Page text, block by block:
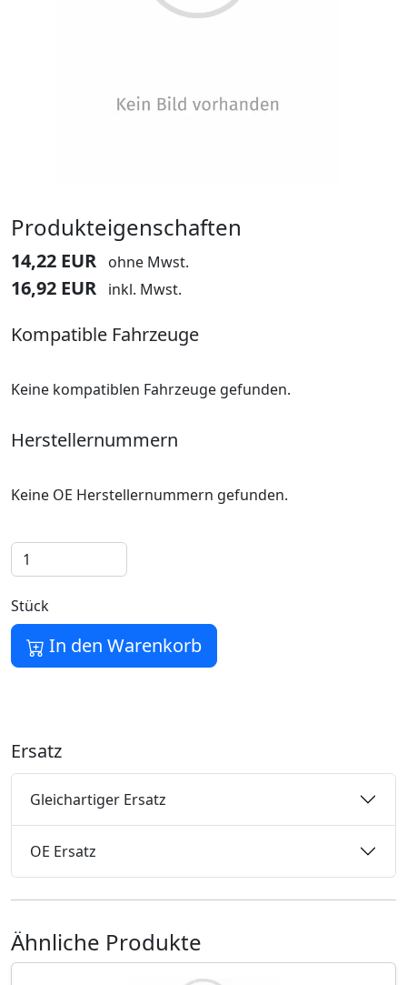
Produkteigenschaften
14,22 EUR ohne Mwst.
16,92 EUR inkl. Mwst.
Kompatible Fahrzeuge
Keine kompatiblen Fahrzeuge gefunden.
Herstellernummern
Keine OE Herstellernummern gefunden.
Stück
In den Warenkorb
Ersatz
Gleichartiger Ersatz
OE Ersatz
Ähnliche Produkte